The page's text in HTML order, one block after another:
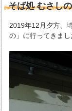
そば処 むさし
2019年12月夕方、
の」に行ってきまし